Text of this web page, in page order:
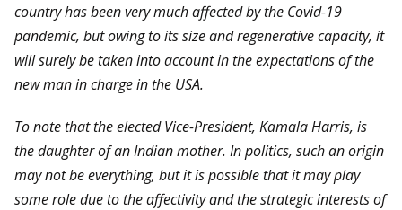
country has been very much affected by the Covid-19
pandemic, but owing to its size and regenerative capacity, it
will surely be taken into account in the expectations of the
new man in charge in the USA.
To note that the elected Vice-President, Kamala Harris, is
the daughter of an Indian mother. In politics, such an origin
may not be everything, but it is possible that it may play
some role due to the affectivity and the strategic interests of